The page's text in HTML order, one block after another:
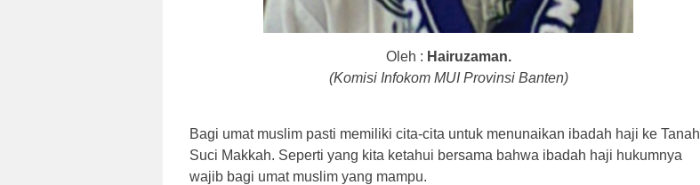
Oleh : Hairuzaman.
(Komisi Infokom MUI Provinsi Banten)
Bagi umat muslim pasti memiliki cita-cita untuk menunaikan ibadah haji ke Tanah
Suci Makkah. Seperti yang kita ketahui bersama bahwa ibadah haji hukumnya
wajib bagi umat muslim yang mampu.